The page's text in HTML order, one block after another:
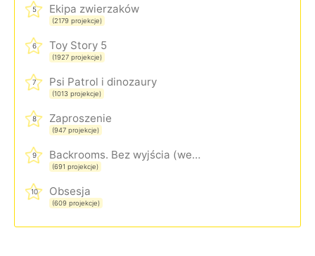
5 Ekipa zwierzaków
(2179 projekcje)
6 Toy Story 5
(1927 projekcje)
7 Psi Patrol i dinozaury
(1013 projekcje)
8 Zaproszenie
(947 projekcje)
9 Backrooms. Bez wyjścia (wersja rozszerzona)
(691 projekcje)
10 Obsesja
(609 projekcje)